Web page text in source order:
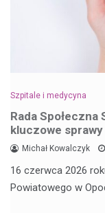
Szpitale i medycyna
Rada Społeczna
kluczowe
Michał Kowalczyk
16 czerwca 2026
Powiatowego w